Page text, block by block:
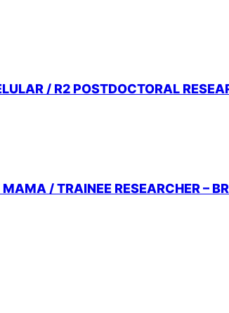
/ R2 POSTDOCTORAL
/ TRAINEE RESEARCHER –